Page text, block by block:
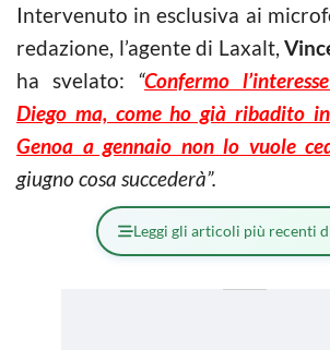
Intervenuto in esclusiva ai
redazione, l’agente di Laxalt,
ha svelato: “Confermo
Diego ma, come ho già ribadito
Genoa a gennaio non lo vuole
giugno cosa succederà”.
Leggi gli articoli più recenti